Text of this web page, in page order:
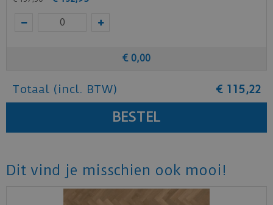
€ 0,00
Totaal (incl. BTW) € 115,22
Dit vind je misschien ook mooi!